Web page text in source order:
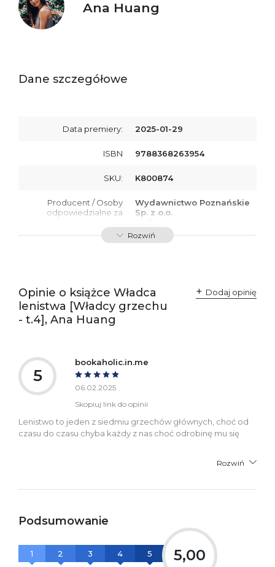
Ana Huang
Dane szczegółowe
Data premiery: 2025-01-29
ISBN 9788368263954
SKU: K800874
Producent / Osoby
odpowiedzialne za
przepisami:
Wydawnictwo Poznańskie
Sp. z o.o.
61-701 Poznań
Polska
Ostrzeżenia oraz
informacje dotyczące
bezpieczeństwa:
Załącznik PDF
Rozwiń
Opinie o książce Władca
lenistwa [Władcy grzechu
- t.4], Ana Huang
Dodaj opinię
5
bookaholic.in.me
06.02.2025
Skopiuj link do opinii
Lenistwo to jeden z siedmiu grzechów głównych, choć od
czasu do czasu chyba każdy z nas choć odrobinę mu się
Rozwiń
Podsumowanie
1
2
3
4
5
5,00